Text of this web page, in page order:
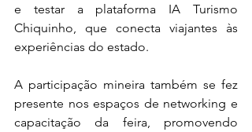
e testar a plataforma IA Turismo
Chiquinho, que conecta viajantes às
experiências do estado.
A participação mineira também se fez
presente nos espaços de networking e
capacitação da feira, promovendo